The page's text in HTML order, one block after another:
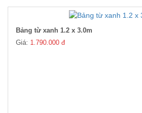
Bảng từ xanh 1.2 x 3.0m
Giá: 1.790.000 đ